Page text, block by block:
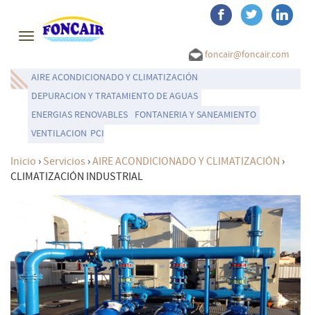
Toggle
foncair@foncair.com
AIRE ACONDICIONADO Y CLIMATIZACIÓN
DEPURACION Y TRATAMIENTO DE AGUAS
ENERGIAS RENOVABLES
FONTANERIA Y SANEAMIENTO
VENTILACION PCI
Inicio › Servicios ›AIRE ACONDICIONADO Y CLIMATIZACIÓN ›
CLIMATIZACIÓN INDUSTRIAL